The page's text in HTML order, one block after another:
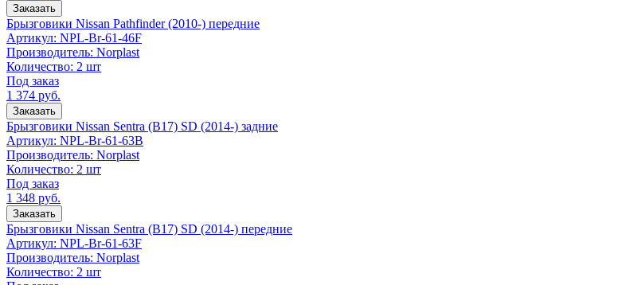
Заказать
Брызговики Nissan Pathfinder (2010-) передние
Артикул: NPL-Br-61-46F
Производитель: Norplast
Количество: 2 шт
Под заказ
1 374 руб.
Заказать
Брызговики Nissan Sentra (B17) SD (2014-) задние
Артикул: NPL-Br-61-63B
Производитель: Norplast
Количество: 2 шт
Под заказ
1 348 руб.
Заказать
Брызговики Nissan Sentra (B17) SD (2014-) передние
Артикул: NPL-Br-61-63F
Производитель: Norplast
Количество: 2 шт